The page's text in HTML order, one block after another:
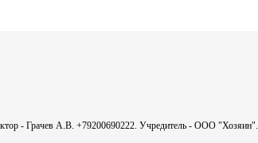
- Грачев А.В. +79200690222. Учредитель - ООО "Хозяин".